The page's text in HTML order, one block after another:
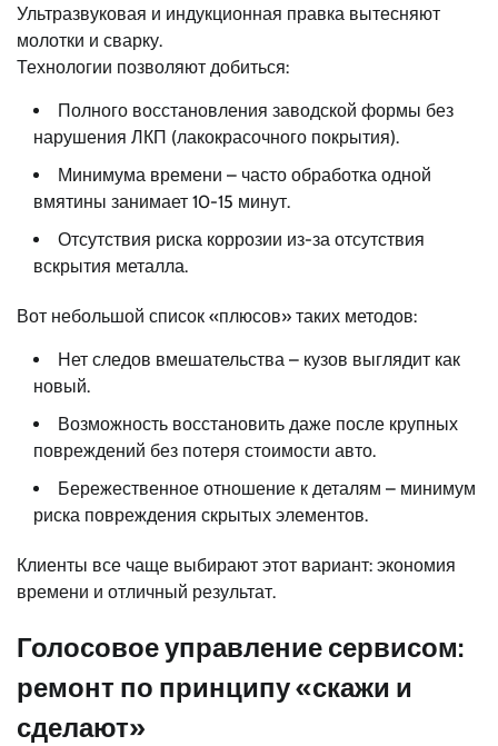
Ультразвуковая и индукционная правка вытесняют
молотки и сварку.
Технологии позволяют добиться:
Полного восстановления заводской формы без
нарушения ЛКП (лакокрасочного покрытия).
Минимума времени – часто обработка одной
вмятины занимает 10-15 минут.
Отсутствия риска коррозии из-за отсутствия
вскрытия металла.
Вот небольшой список «плюсов» таких методов:
Нет следов вмешательства – кузов выглядит как
новый.
Возможность восстановить даже после крупных
повреждений без потеря стоимости авто.
Бережественное отношение к деталям – минимум
риска повреждения скрытых элементов.
Клиенты все чаще выбирают этот вариант: экономия
времени и отличный результат.
Голосовое управление сервисом:
ремонт по принципу «скажи и
сделают»